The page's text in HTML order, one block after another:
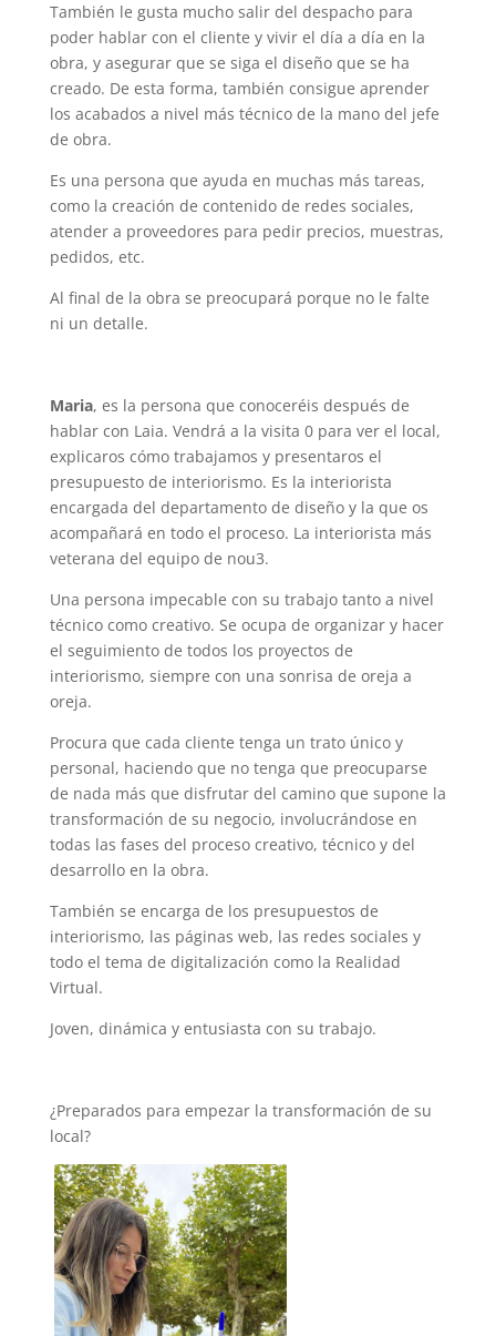
También le gusta mucho salir del despacho para
poder hablar con el cliente y vivir el día a día en la
obra, y asegurar que se siga el diseño que se ha
creado. De esta forma, también consigue aprender
los acabados a nivel más técnico de la mano del jefe
de obra.
Es una persona que ayuda en muchas más tareas,
como la creación de contenido de redes sociales,
atender a proveedores para pedir precios, muestras,
pedidos, etc.
Al final de la obra se preocupará porque no le falte
ni un detalle.
Maria, es la persona que conoceréis después de
hablar con Laia. Vendrá a la visita 0 para ver el local,
explicaros cómo trabajamos y presentaros el
presupuesto de interiorismo. Es la interiorista
encargada del departamento de diseño y la que os
acompañará en todo el proceso. La interiorista más
veterana del equipo de nou3.
Una persona impecable con su trabajo tanto a nivel
técnico como creativo. Se ocupa de organizar y hacer
el seguimiento de todos los proyectos de
interiorismo, siempre con una sonrisa de oreja a
oreja.
Procura que cada cliente tenga un trato único y
personal, haciendo que no tenga que preocuparse
de nada más que disfrutar del camino que supone la
transformación de su negocio, involucrándose en
todas las fases del proceso creativo, técnico y del
desarrollo en la obra.
También se encarga de los presupuestos de
interiorismo, las páginas web, las redes sociales y
todo el tema de digitalización como la Realidad
Virtual.
Joven, dinámica y entusiasta con su trabajo.
¿Preparados para empezar la transformación de su
local?